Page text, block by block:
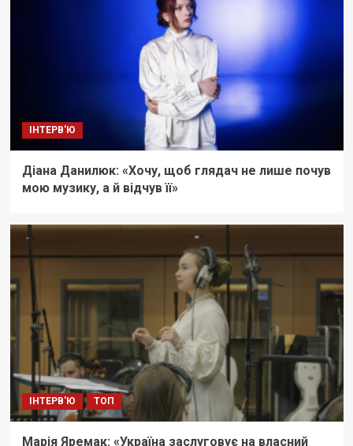
ІНТЕРВ'Ю
Діана Данилюк: «Хочу, щоб глядач не лише почув
мою музику, а й відчув її»
ІНТЕРВ'Ю ТОП
Марія Яремак: «Україна заслуговує на власний